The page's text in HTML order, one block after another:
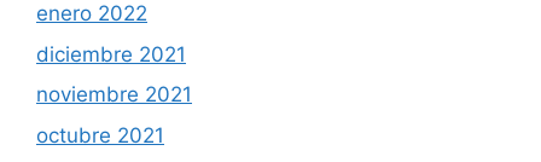
enero 2022
diciembre 2021
noviembre 2021
octubre 2021